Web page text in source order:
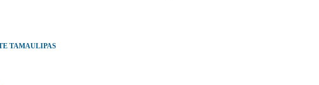
TAMAULIPAS